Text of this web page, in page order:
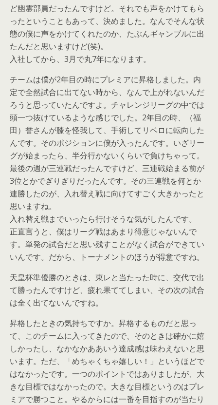
ど幽霊部員だったんですけど。それでも声をかけてもら
ったということもあって、決めました。なんでそんな状
態の僕に声をかけてくれたのか、たぶんギャンブルに出
たんだと思いますけど(笑)。
入社してから、3月で丸7年になります。
チームは僕が2年目の時にプレミアに昇格しました。内
定で全然試合に出てない時から、なんで上がれないんだ
ろうと思っていたんですよ。チャレンジリーグの中では
頭一つ抜けているような感じでした。2年目の時、（福
田）誉さんが膝を怪我して、手術してリベロに転向した
んです。そのポジションに僕が入ったんです。いざリー
グが始まったら、半分行かないくらいで負けちゃって。
最後の週が三連戦だったんですけど、三連戦始まる前が
3位とかでぎりぎりだったんです。その三連戦を何とか
連勝したのが、入れ替え戦に向けてすごく大きかったと
思いますね。
入れ替え戦までいったら行けそうな気がしたんです。
正直言うと、僕はリーグ戦はあまり得意じゃないんで
す。単発の試合だと思い残すことがなく試合ができてい
いんです。だから、トーナメントのほうが得意ですね。
天皇杯準優勝のときは、東レと当たった時に、交代で出
て勝ったんですけど、疲れ果ててしまい、その次の試合
は全く出てないんですね。
昇格したときの気持ちですか。昇格するものだと思っ
て、このチームに入ってきたので、そのときは確かに嬉
しかったし、なかなかああいう達成感は味わえないと思
います。ただ、「めちゃくちゃ嬉しい！」というほどで
はなかったです。一つのポイントではありましたが、大
きな目標ではなかったので。大きな目標というのはプレ
ミアで勝つこと。やるからには一番を目指すのが当たり